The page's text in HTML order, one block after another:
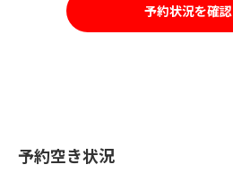
予約状況を確
予約空き状況